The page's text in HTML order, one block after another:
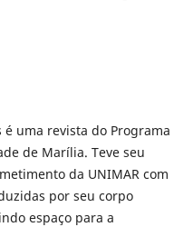
é uma revista do Programa
de Marília. Teve seu
da UNIMAR com
por seu corpo
espaço para a